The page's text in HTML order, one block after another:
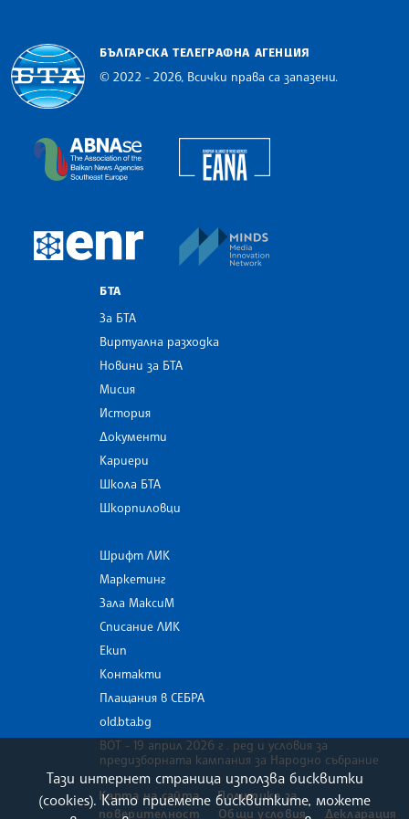
БЪЛГАРСКА ТЕЛЕГРАФНА АГЕНЦИЯ
© 2022 - 2026, Всички права са запазени.
The Assocoation of the Balkan News Agencies
European Newsroom
БТА
За БТА
Виртуална разходка
Новини за БТА
Мисия
История
Документи
Кариери
Школа БТА
Шкорпиловци
Шрифт ЛИК
Маркетинг
Зала МаксиМ
Списание ЛИК
Екип
Контакти
Плащания в СЕБРА
old.bta.bg
ВОТ - 19 април 2026 г . ред и условия за
предизборната кампания за Народно събрание
Карта на сайта
Политика за
поверителност
Общи условия Декларация
Тази интернет страница използва бисквитки
(cookies). Като приемете бисквитките, можете